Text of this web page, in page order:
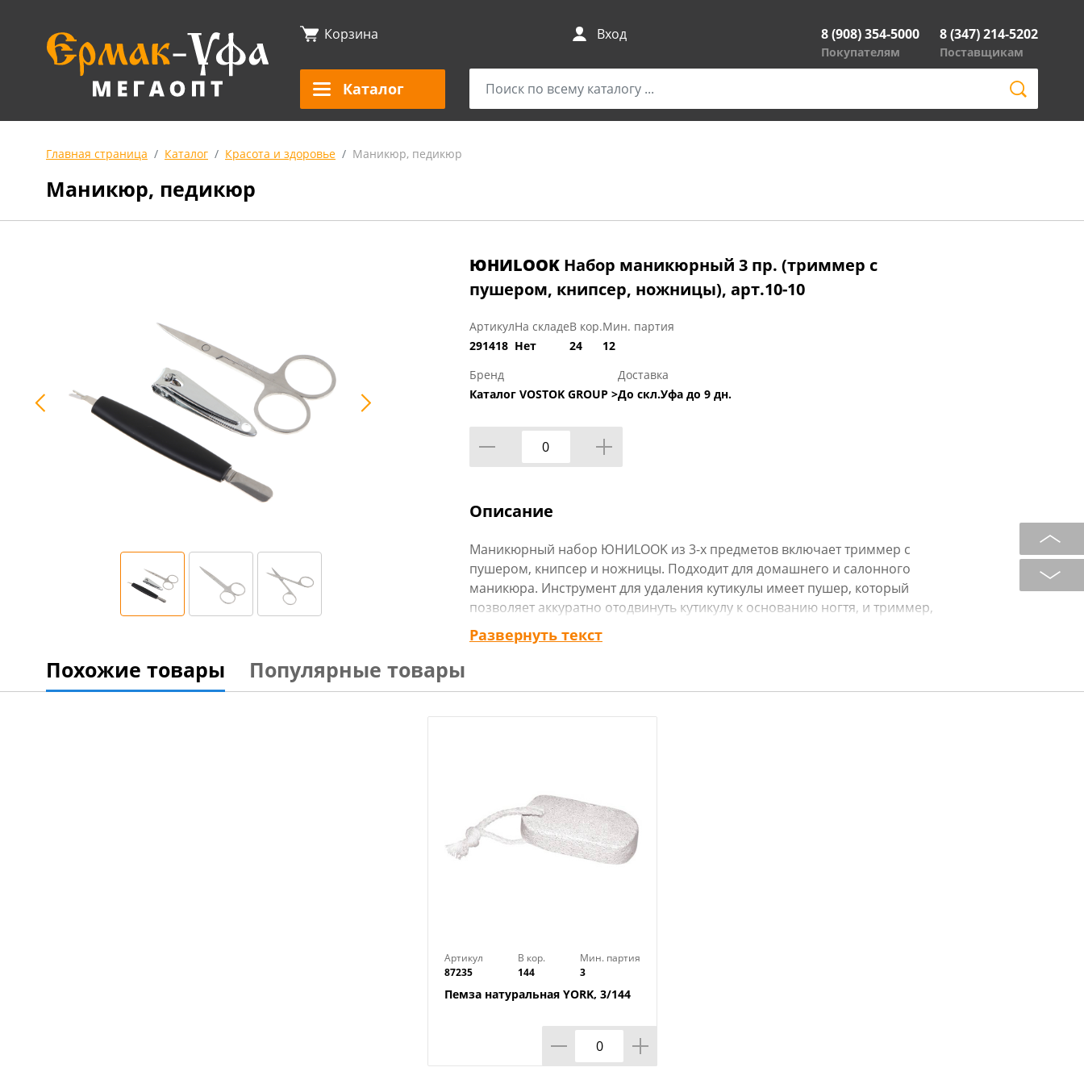
Корзина Вход 8 (908) 354-5000
Покупателям
8 (347) 214-5202
Поставщикам
Каталог
Главная страница Каталог Красота и здоровье Маникюр, педикюр
Маникюр, педикюр
ЮНИLOOK Набор маникюрный 3 пр. (триммер с
пушером, книпсер, ножницы), арт.10-10
Артикул
291418
На складе
Нет
В кор.
24
Мин. партия
12
Бренд
Каталог VOSTOK GROUP >
Доставка
До скл.Уфа до 9 дн.
Описание
Маникюрный набор ЮНИLOOK из 3-х предметов включает триммер с
пушером, книпсер и ножницы. Подходит для домашнего и салонного
маникюра. Инструмент для удаления кутикулы имеет пушер, который
позволяет аккуратно отодвинуть кутикулу к основанию ногтя, и триммер,
который бережно удаляет кутикулу, снижая вероятность травмирования
живой ткани. Книпсер с острыми лезвиями эффективно и быстро обрезает
Бренд : ЮНИLOOK
Материал : Металл
Размер упаковки : 13,4х7,8х0,4 см
Цвет : Серебряный
Развернуть текст
Похожие товары Популярные товары
Артикул
87235
В кор.
144
Мин. партия
3
Пемза натуральная YORK, 3/144